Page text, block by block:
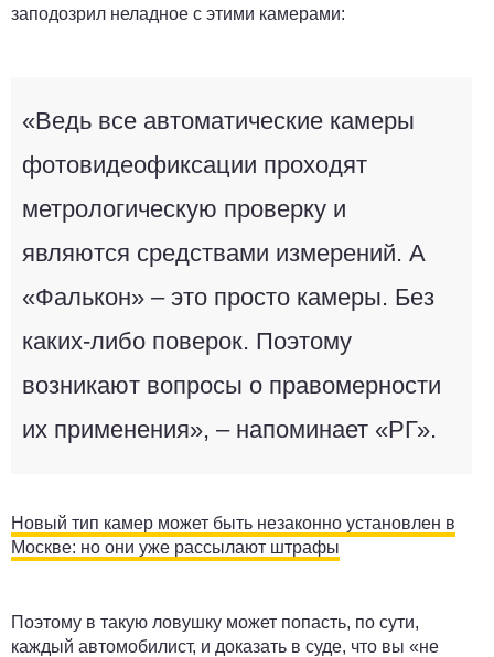
заподозрил неладное с этими камерами:
«Ведь все автоматические камеры
фотовидеофиксации проходят
метрологическую проверку и
являются средствами измерений. А
«Фалькон» – это просто камеры. Без
каких-либо поверок. Поэтому
возникают вопросы о правомерности
их применения», – напоминает «РГ».
Новый тип камер может быть незаконно установлен в
Москве: но они уже рассылают штрафы
Поэтому в такую ловушку может попасть, по сути,
каждый автомобилист, и доказать в суде, что вы «не